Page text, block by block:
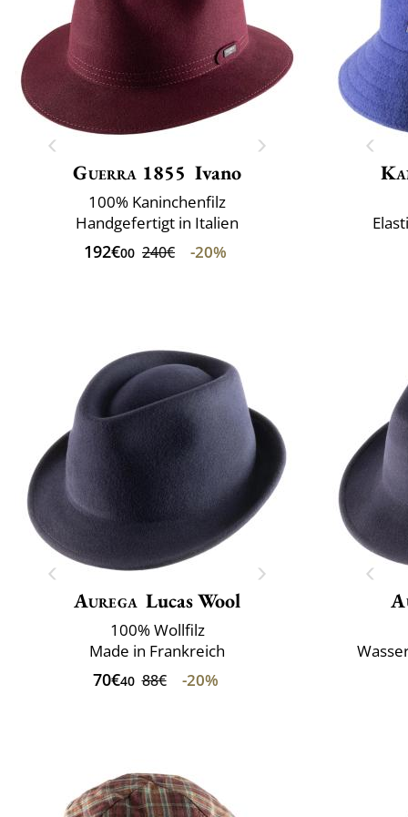
Guerra 1855 Ivano
100% Kaninchenfilz
Handgefertigt in Italien
192€00 240€ -20%
Aurega Lucas Wool
100% Wollfilz
Made in Frankreich
70€40 88€ -20%